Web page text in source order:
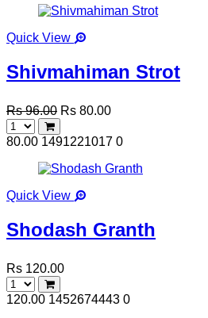
Quick View
Shivmahiman Strot
Rs 96.00 Rs 80.00
80.00 1491221017 0
Quick View
Shodash Granth
Rs 120.00
120.00 1452674443 0